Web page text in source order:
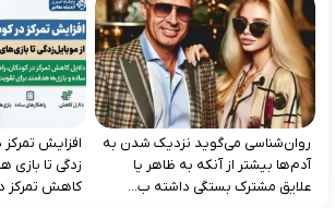
روان‌شناسی می‌گوید نزدیک شدن به
آدم‌ها بیشتر از آنکه به ظاهر یا
علایق مشترک بستگی داشته ب...
افزایش تمرکز
زدگی تا بازی‌
کاهش تمرکز